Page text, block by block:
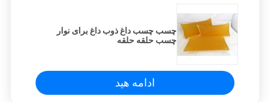
چسب چسب داغ ذوب داغ برای نوار
چسب حلقه حلقه
ادامه هید